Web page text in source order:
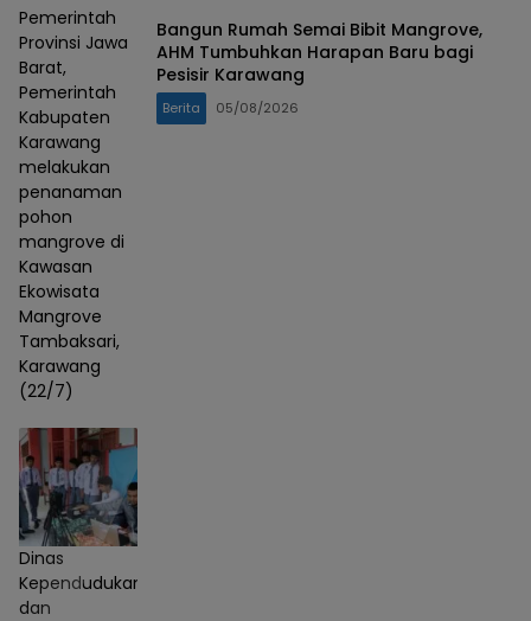
Pemerintah
Provinsi Jawa
Barat,
Pemerintah
Kabupaten
Karawang
melakukan
penanaman
pohon
mangrove di
Kawasan
Ekowisata
Mangrove
Tambaksari,
Karawang
(22/7)
Bangun Rumah Semai Bibit Mangrove,
AHM Tumbuhkan Harapan Baru bagi
Pesisir Karawang
Berita 05/08/2026
Dinas
Kependudukan
dan